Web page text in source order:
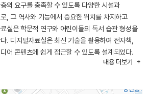
의 요구를 충족할 수 있도록 다양한 시설과
, 그 역사와 기능에서 중요한 위치를 차지하고
실은 학문적 연구와 어린이들의 독서 습관 형성을
. 디지털자료실은 최신 기술을 활용하여 전자책,
어 콘텐츠에 쉽게 접근할 수 있도록 설계되었다.
자료를 활용한 교육과 문화 활동을 지원하며,
.
내용 더보기